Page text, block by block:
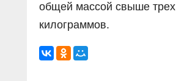
общей массой свыше трех
килограммов.